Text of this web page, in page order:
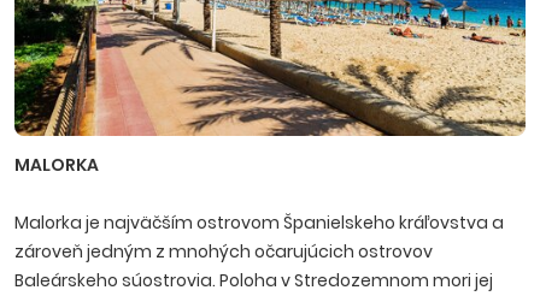
MALORKA
Malorka je najväčším ostrovom Španielskeho kráľovstva a
zároveň jedným z mnohých očarujúcich ostrovov
Baleárskeho súostrovia. Poloha v Stredozemnom mori jej